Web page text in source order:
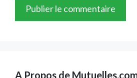
A Propos de